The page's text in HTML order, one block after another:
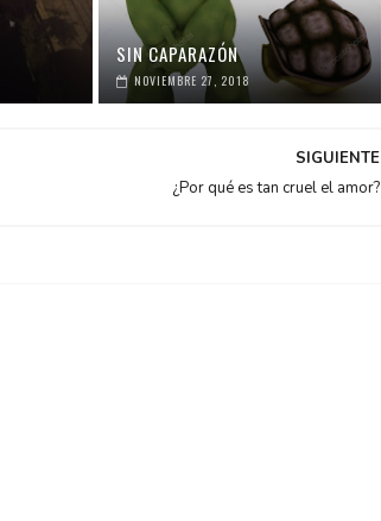
SIN CAPARAZÓN
NOVIEMBRE 27, 2018
SIGUIENTE
¿Por qué es tan cruel el amor?